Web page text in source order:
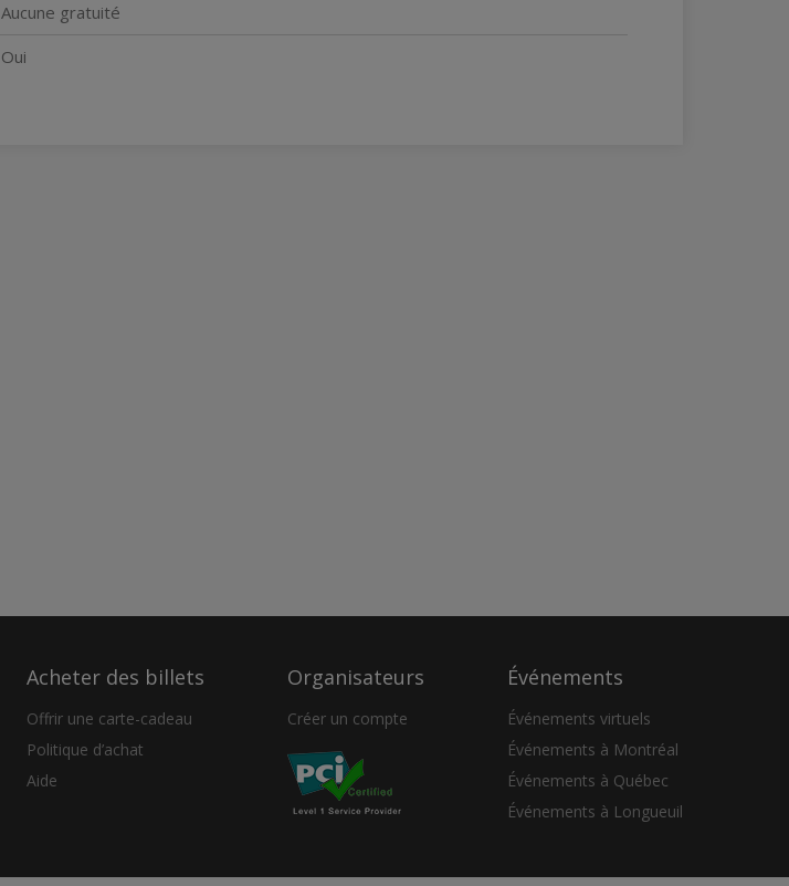
Aucune gratuité
Oui
Acheter des billets
Offrir une carte-cadeau
Politique d’achat
Aide
Organisateurs
Créer un compte
Événements
Événements virtuels
Événements à Montréal
Événements à Québec
Événements à Longueuil